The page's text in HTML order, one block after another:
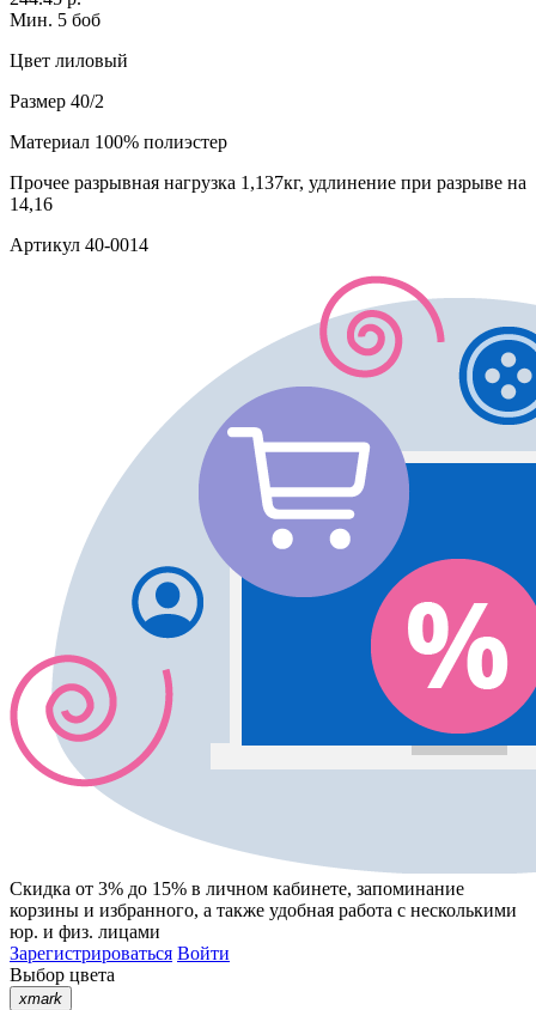
Мин. 5 боб
Цвет лиловый
Размер 40/2
Материал 100% полиэстер
Прочее разрывная нагрузка 1,137кг, удлинение при разрыве на
14,16
Артикул 40-0014
Скидка от 3% до 15% в личном кабинете, запоминание
корзины и избранного, а также удобная работа с несколькими
юр. и физ. лицами
Зарегистрироваться Войти
Выбор цвета
xmark